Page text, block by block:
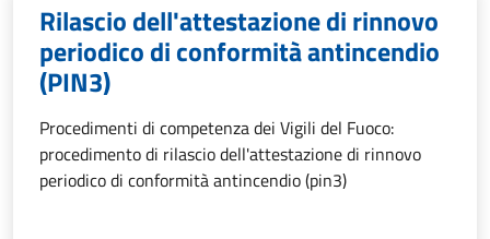
Rilascio dell'attestazione di rinnovo
periodico di conformità antincendio
(PIN3)
Procedimenti di competenza dei Vigili del Fuoco:
procedimento di rilascio dell'attestazione di rinnovo
periodico di conformità antincendio (pin3)